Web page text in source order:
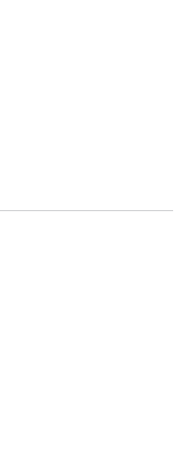
斯阿里納斯和胡安
地區的 La
劇院。
、有線電視、高檔
、在住宿期間隨時與
賓至如歸的地方提
公寓自然光線充
色彩組合為這個地
氛圍。
做一頓西班牙大餐，